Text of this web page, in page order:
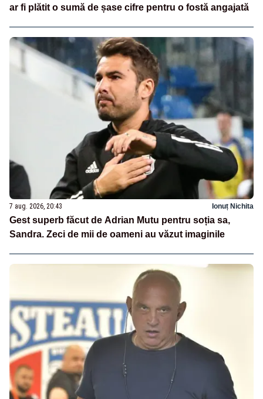
ar fi plătit o sumă de șase cifre pentru o fostă angajată
7 aug. 2026, 20:43 Ionuț Nichita
Gest superb făcut de Adrian Mutu pentru soția sa,
Sandra. Zeci de mii de oameni au văzut imaginile